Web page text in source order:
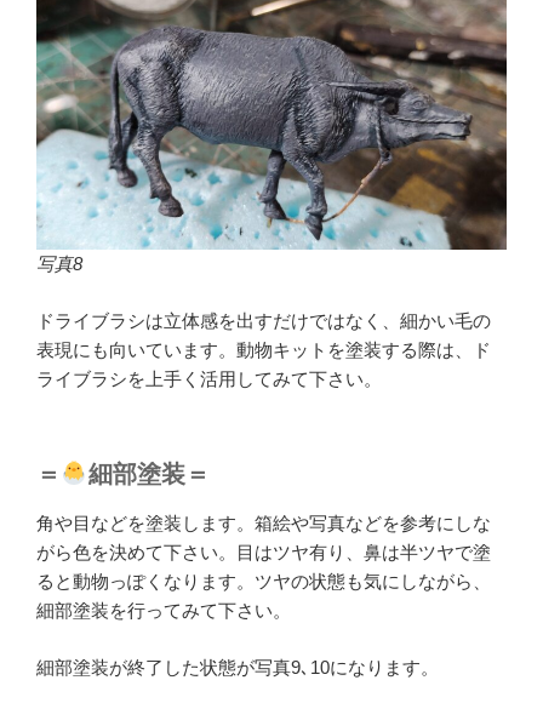
写真8
ドライブラシは立体感を出すだけではなく、細かい毛の
表現にも向いています。動物キットを塗装する際は、ド
ライブラシを上手く活用してみて下さい。
＝ 細部塗装＝
角や目などを塗装します。箱絵や写真などを参考にしな
がら色を決めて下さい。目はツヤ有り、鼻は半ツヤで塗
ると動物っぽくなります。ツヤの状態も気にしながら、
細部塗装を行ってみて下さい。
細部塗装が終了した状態が写真9､10になります。